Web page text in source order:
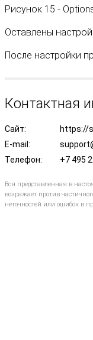
Рисунок 15 -
Оставлены
После настройки
Контактная
Сайт:
https://
E-mail:
Телефон:
+7 495
Вся представленная в
возражает против
неточностей или ошибок в